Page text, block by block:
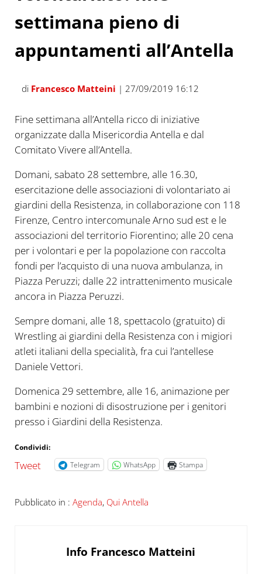
settimana pieno di
appuntamenti all’Antella
di Francesco Matteini | 27/09/2019 16:12
Fine settimana all’Antella ricco di iniziative
organizzate dalla Misericordia Antella e dal
Comitato Vivere all’Antella.
Domani, sabato 28 settembre, alle 16.30,
esercitazione delle associazioni di volontariato ai
giardini della Resistenza, in collaborazione con 118
Firenze, Centro intercomunale Arno sud est e le
associazioni del territorio Fiorentino; alle 20 cena
per i volontari e per la popolazione con raccolta
fondi per l’acquisto di una nuova ambulanza, in
Piazza Peruzzi; dalle 22 intrattenimento musicale
ancora in Piazza Peruzzi.
Sempre domani, alle 18, spettacolo (gratuito) di
Wrestling ai giardini della Resistenza con i migiori
atleti italiani della specialità, fra cui l’antellese
Daniele Vettori.
Domenica 29 settembre, alle 16, animazione per
bambini e nozioni di disostruzione per i genitori
presso i Giardini della Resistenza.
Condividi:
Tweet Telegram WhatsApp Stampa
Pubblicato in : Agenda, Qui Antella
Info Francesco Matteini